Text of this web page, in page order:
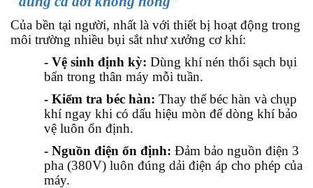
Của bền tại người, nhất là với thiết bị hoạt động trong
môi trường nhiều bụi sắt như xưởng cơ khí:
- Vệ sinh định kỳ: Dùng khí nén thổi sạch bụi
bẩn trong thân máy mỗi tuần.
- Kiểm tra béc hàn: Thay thế béc hàn và chụp
khí ngay khi có dấu hiệu mòn để dòng khí bảo
vệ luôn ổn định.
- Nguồn điện ổn định: Đảm bảo nguồn điện 3
pha (380V) luôn đúng dải điện áp cho phép của
máy.